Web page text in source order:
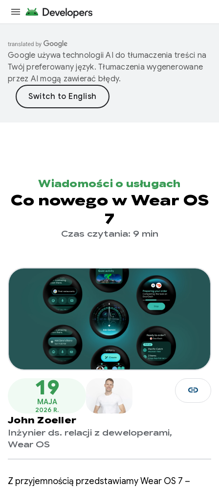
Google używa technologii AI do tłumaczenia treści na
Twój preferowany język. Tłumaczenia wygenerowane
przez AI mogą zawierać błędy.
Wiadomości o usługach
Co nowego w Wear OS
7
Czas czytania: 9 min
19
MAJA
2026 R.
John Zoeller
Inżynier ds. relacji z deweloperami,
Wear OS
link
Z przyjemnością przedstawiamy Wear OS 7 –